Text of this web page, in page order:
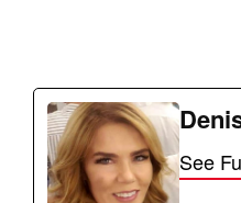
See